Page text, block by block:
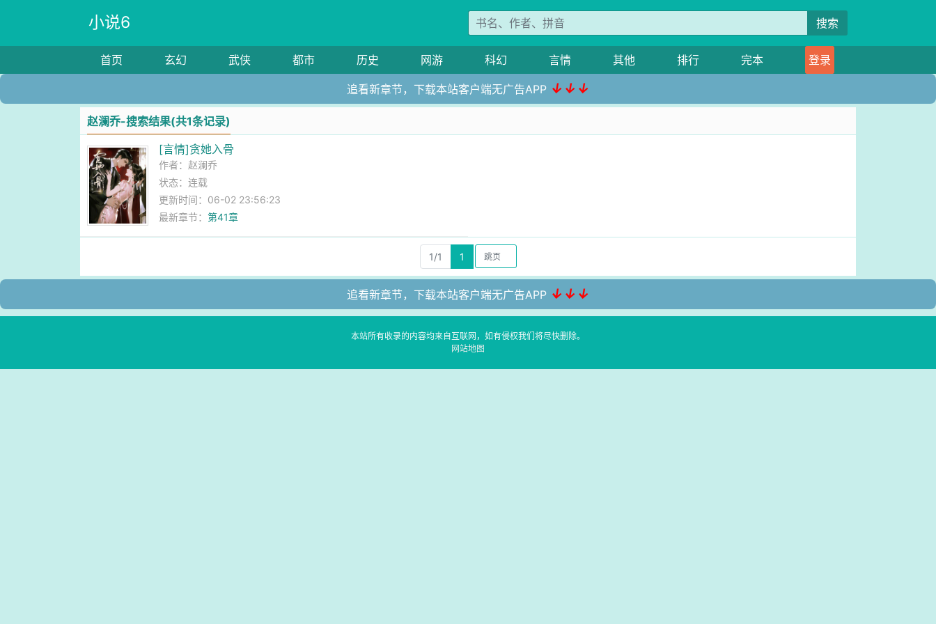
小说6 搜索
首页 玄幻 武侠 都市 历史 网游 科幻 言情 其他 排行 完本 登录
追看新章节，下载本站客户端无广告APP ↓↓↓
赵澜乔-搜索结果(共1条记录)
[言情]贪她入骨
作者：赵澜乔
状态：连载
更新时间：06-02 23:56:23
最新章节：第41章
1/1 1
追看新章节，下载本站客户端无广告APP ↓↓↓
本站所有收录的内容均来自互联网，如有侵权我们将尽快删除。
网站地图